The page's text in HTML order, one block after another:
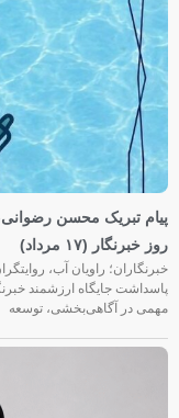
پیام تبریک محسن
روز خبرنگار (۱۷ مرداد)
پاسداشت جایگاه ارزشمند
مهمی در آگاهی‌بخشی، توسعه